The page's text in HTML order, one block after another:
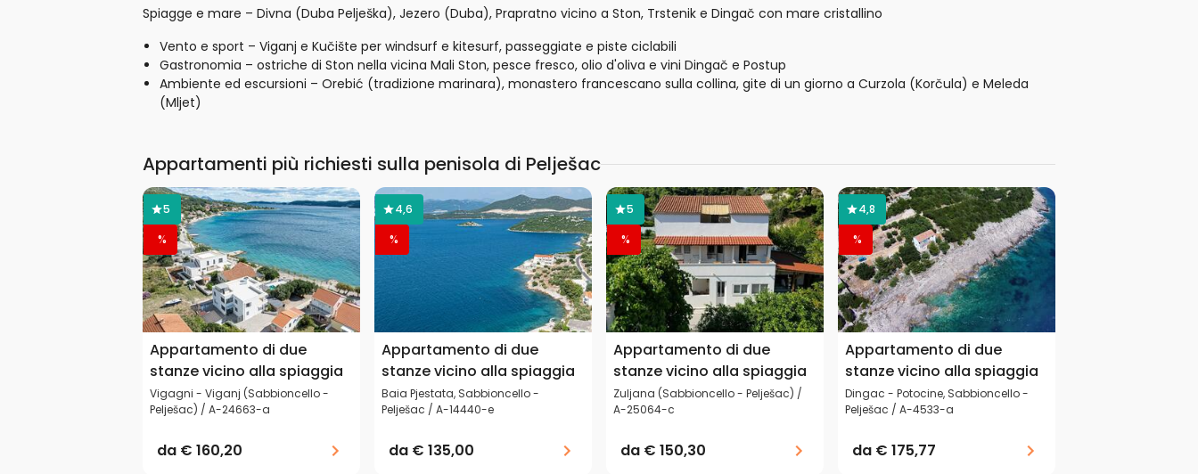
Spiagge e mare – Divna (Duba Pelješka), Jezero (Duba), Prapratno vicino a Ston, Trstenik e Dingač con mare cristallino
Vento e sport – Viganj e Kučište per windsurf e kitesurf, passeggiate e piste ciclabili
Gastronomia – ostriche di Ston nella vicina Mali Ston, pesce fresco, olio d'oliva e vini Dingač e Postup
Ambiente ed escursioni – Orebić (tradizione marinara), monastero francescano sulla collina, gite di un giorno a Curzola (Korčula) e Meleda
(Mljet)
Appartamenti più richiesti sulla penisola di Pelješac
Appartamento di due
stanze vicino alla spiaggia
Vigagni - Viganj (Sabbioncello -
Pelješac) / A-24663-a
da € 160,20
5
%
Appartamento di due
stanze vicino alla spiaggia
Baia Pjestata, Sabbioncello -
Pelješac / A-14440-e
da € 135,00
4,6
%
Appartamento di due
stanze vicino alla spiaggia
Zuljana (Sabbioncello - Pelješac) /
A-25064-c
da € 150,30
5
%
Appartamento di due
stanze vicino alla spiaggia
Dingac - Potocine, Sabbioncello -
Pelješac / A-4533-a
da € 175,77
4,8
%